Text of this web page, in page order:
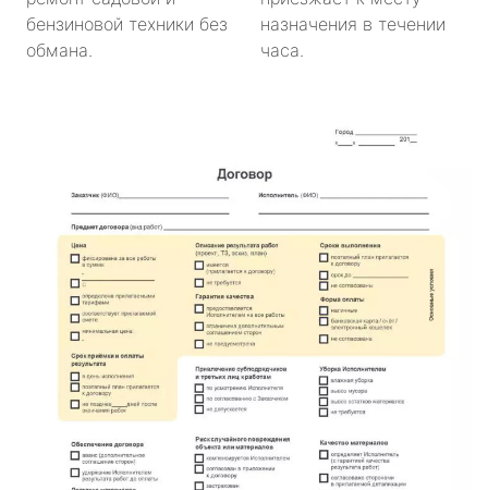
бензиновой техники без
обмана.
назначения в течении
часа.